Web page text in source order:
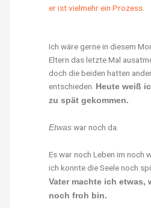
er ist vielmehr ein Prozess.
Ich wäre gerne in diesem
Eltern das letzte Mal
doch die beiden hatten
entschieden.
Heute weiß
zu spät gekommen.
Etwaswar noch da.
Es war noch Leben im noch
ich konnte die Seele noch
Vater machte ich etwas,
noch froh bin.